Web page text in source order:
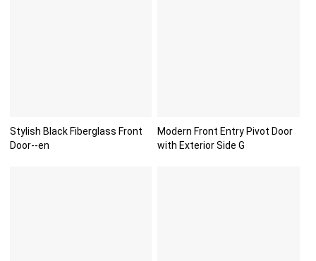
Stylish Black Fiberglass Front
Door--en
Modern Front Entry Pivot Door
with Exterior Side G